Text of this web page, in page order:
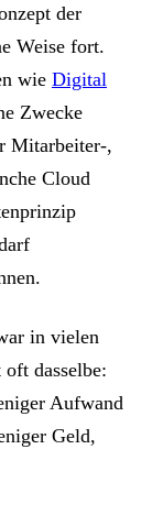
der
Weise fort.
wie Digital
Zwecke
Mitarbeiter-,
Cloud
in vielen
dasselbe:
Aufwand
Geld,